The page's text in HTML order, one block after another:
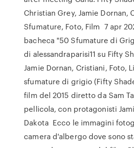
Christian Grey, Jamie Dornan,
Sfumature, Foto, Film 7 apr
bacheca "50 Sfumature di
di alessandraparisi11 su Fifty
Jamie Dornan, Cristiani, Foto,
sfumature di grigio (Fifty
film del 2015 diretto da Sam
pellicola, con protagonisti
Dakota Ecco le immagini
camera d'albergo dove sono